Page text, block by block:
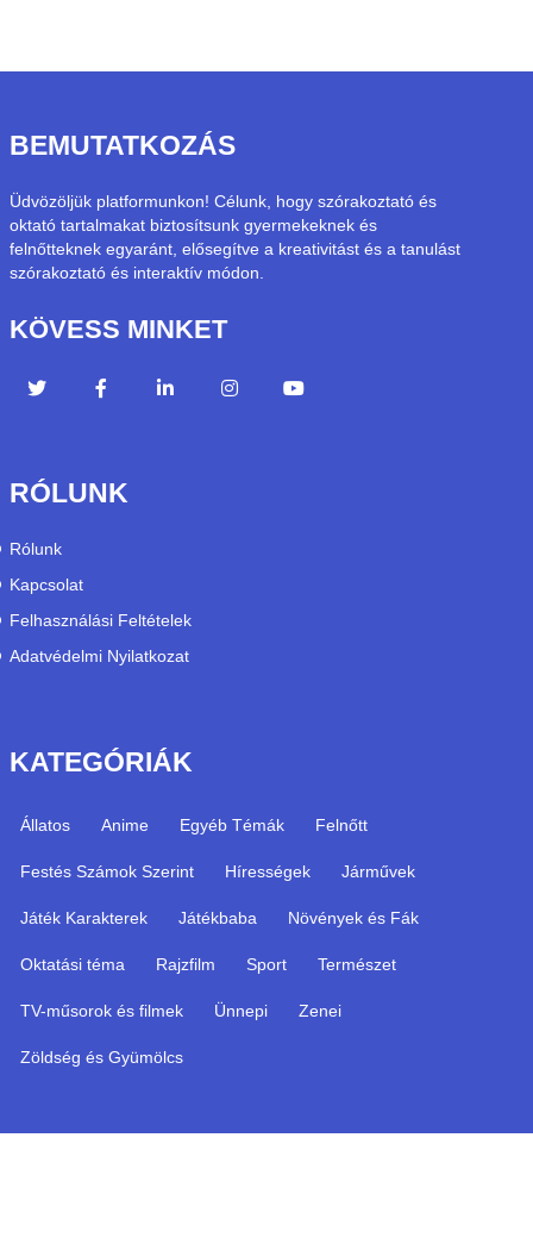
BEMUTATKOZÁS
Üdvözöljük platformunkon! Célunk, hogy szórakoztató és
oktató tartalmakat biztosítsunk gyermekeknek és
felnőtteknek egyaránt, elősegítve a kreativitást és a tanulást
szórakoztató és interaktív módon.
KÖVESS MINKET
RÓLUNK
Rólunk
Kapcsolat
Felhasználási Feltételek
Adatvédelmi Nyilatkozat
KATEGÓRIÁK
Állatos Anime Egyéb Témák Felnőtt
Festés Számok Szerint Hírességek Járművek
Játék Karakterek Játékbaba Növények és Fák
Oktatási téma Rajzfilm Sport Természet
TV-műsorok és filmek Ünnepi Zenei
Zöldség és Gyümölcs